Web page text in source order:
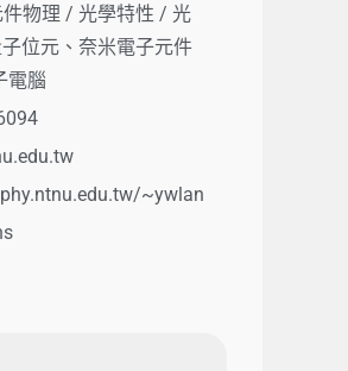
物理 / 光學特性 / 光
位元、奈米電子元件
電腦
~ywlan